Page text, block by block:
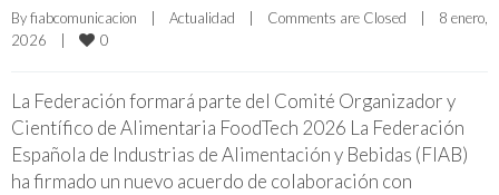
By fiabcomunicacion Actualidad Comments are Closed
8 enero,
2026
0
La Federación formará parte del Comité Organizador y
Científico de Alimentaria FoodTech 2026 La Federación
Española de Industrias de Alimentación y Bebidas (FIAB)
ha firmado un nuevo acuerdo de colaboración con